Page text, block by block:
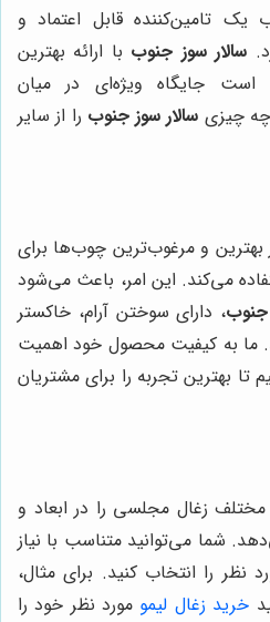
یک تامین‌کننده قابل اعتماد و
سالار سوز جنوب با ارائه بهترین
است جایگاه ویژه‌ای در میان
چیزی سالار سوز جنوب را از سایر
بهترین و مرغوب‌ترین چوب‌ها برای
می‌کند. این امر، باعث می‌شود
جنوب، دارای سوختن آرام، خاکستر
ما به کیفیت محصول خود اهمیت
بهترین تجربه را برای مشتریان
مختلف زغال مجلسی را در ابعاد و
شما می‌توانید متناسب با نیاز
نظر را انتخاب کنید. برای مثال،
خرید زغال لیمو مورد نظر خود را